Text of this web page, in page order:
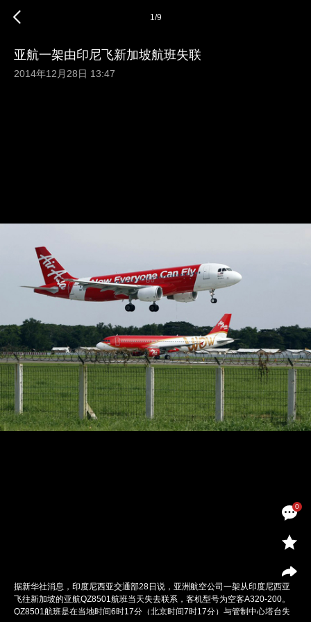
0
1/9
亚航一架由印尼飞新加坡航班失联
2014年12月28日 13:47
据新华社消息，印度尼西亚交通部28日说，亚洲航空公司一架从印度尼西亚
飞往新加坡的亚航QZ8501航班当天失去联系，客机型号为空客A320-200。
QZ8501航班是在当地时间6时17分（北京时间7时17分）与管制中心塔台失